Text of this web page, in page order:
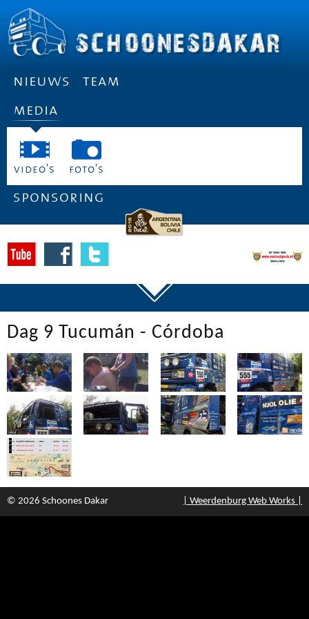
nieuws
team
media
video's foto's
sponsoring
Dag 9 Tucumán - Córdoba
© 2026 Schoones Dakar | Weerdenburg Web Works |